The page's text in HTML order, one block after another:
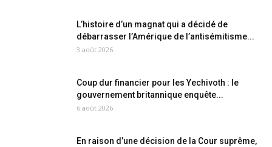
L’histoire d’un magnat qui a décidé de
débarrasser l’Amérique de l’antisémitisme...
3 août 2026
Coup dur financier pour les Yechivoth : le
gouvernement britannique enquête...
6 août 2026
En raison d’une décision de la Cour suprême,